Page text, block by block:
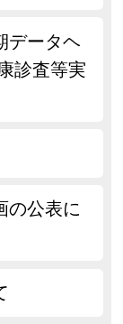
データヘ
診査等実
の公表に